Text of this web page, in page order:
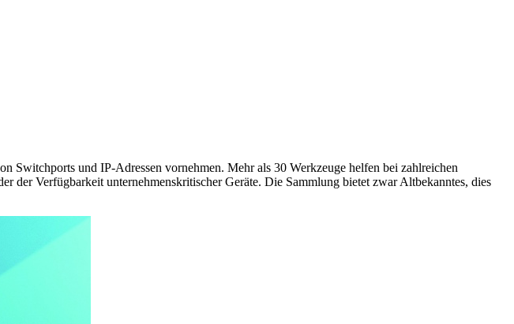
und IP-Adressen vornehmen. Mehr als 30 Werkzeuge helfen bei zahlreichen
Verfügbarkeit unternehmenskritischer Geräte. Die Sammlung bietet zwar Altbekanntes, dies